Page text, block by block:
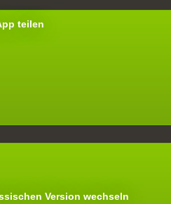
teilen
Version wechseln